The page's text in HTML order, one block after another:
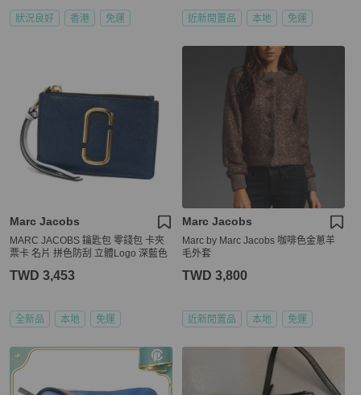
狀況良好 香港 免運 近新閒置品 本地 免運
Marc Jacobs
MARC JACOBS 鑰匙包 零錢包 卡夾
票卡 名片 拼色防刮 立體Logo 深藍色
TWD 3,453
全新品 本地 免運
Marc Jacobs
Marc by Marc Jacobs 咖啡色金蔥羊
毛外套
TWD 3,800
近新閒置品 本地 免運